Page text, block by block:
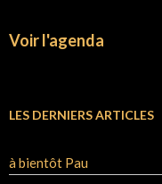
Voir l'agenda
LES DERNIERS ARTICLES
à bientôt Pau